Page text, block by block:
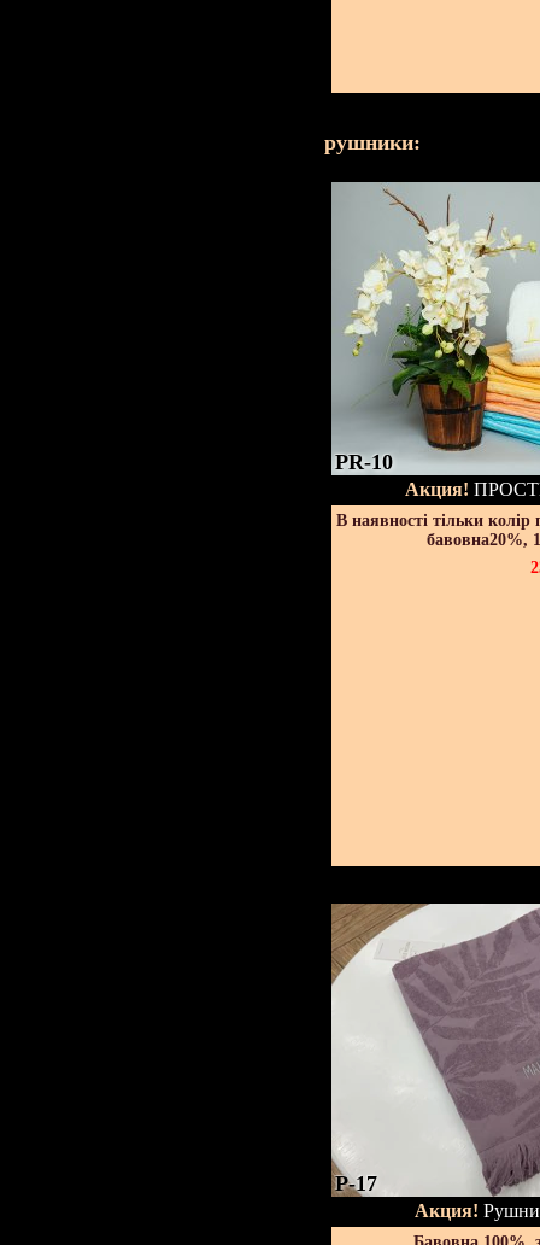
рушники:
PR-10
Акция!
В наявності тільки
бавовна20%,
P-17
Акция!